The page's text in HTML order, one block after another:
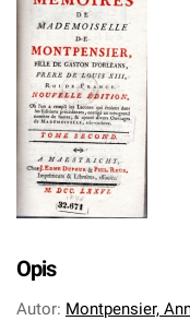
Opis
Autor: Montpensier,